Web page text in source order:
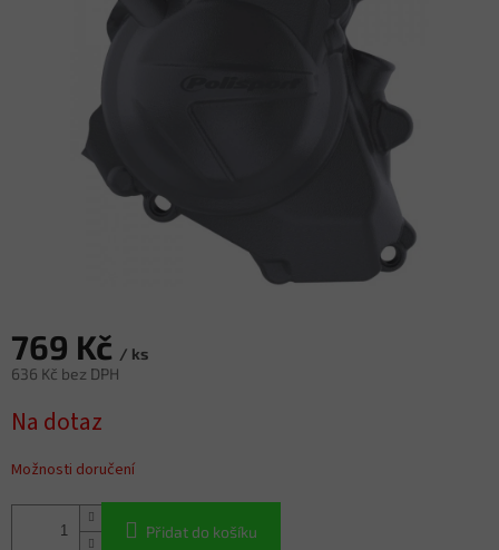
769 Kč / ks
636 Kč bez DPH
cena:
Na dotaz
Možnosti doručení
Přidat do košíku